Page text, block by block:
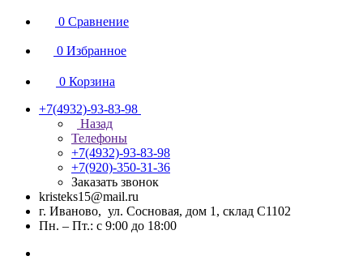
0 Сравнение
0 Избранное
0 Корзина
+7(4932)-93-83-98
Назад
Телефоны
+7(4932)-93-83-98
+7(920)-350-31-36
Заказать звонок
kristeks15@mail.ru
г. Иваново, ул. Сосновая, дом 1, склад С1102
Пн. – Пт.: с 9:00 до 18:00